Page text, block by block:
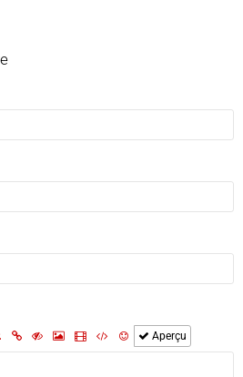
Aperçu